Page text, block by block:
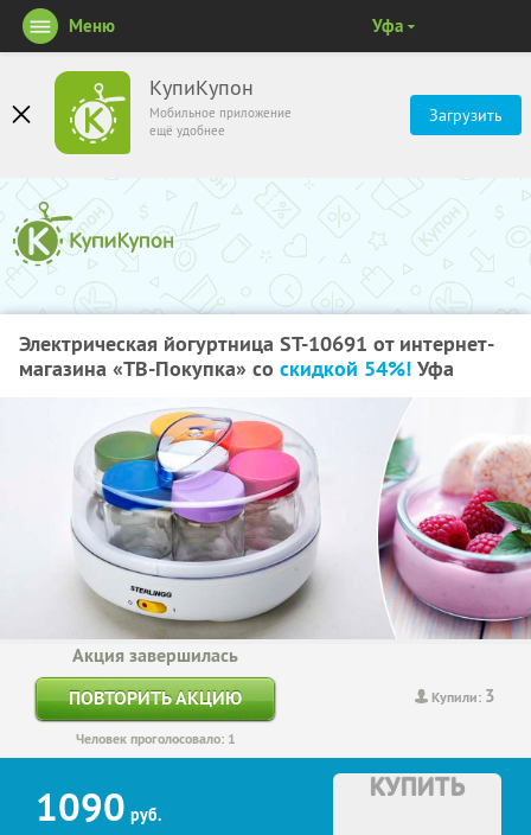
КупиКупон
Мобильное приложение
ещё удобнее
Загрузить
Меню Уфа
Электрическая йогуртница ST-10691 от интернет-
магазина «ТВ-Покупка» со скидкой 54%! Уфа
Купили: 3
Акция завершилась
ПОВТОРИТЬ АКЦИЮ
Человек проголосовало: 1
1090 руб.
КУПИТЬ